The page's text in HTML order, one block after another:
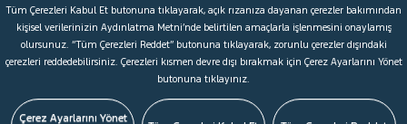
TRAKTÖR
VOLKSWAGEN
© 2026 Ford Türkiye Ford Kurumsal Hakkımızda
Şartlar & Kişisel Verilerin Korunması S.S.S.
Çerez Tercihleri
Tüm Çerezleri Kabul Et butonuna tıklayarak, açık rızanıza dayanan çerezler bakımından
kişisel verilerinizin Aydınlatma Metni’nde belirtilen amaçlarla işlenmesini onaylamış
olursunuz. “Tüm Çerezleri Reddet” butonuna tıklayarak, zorunlu çerezler dışındaki
çerezleri reddedebilirsiniz. Çerezleri kısmen devre dışı bırakmak için Çerez Ayarlarını Yönet
butonuna tıklayınız.
Çerez Ayarlarını Yönet